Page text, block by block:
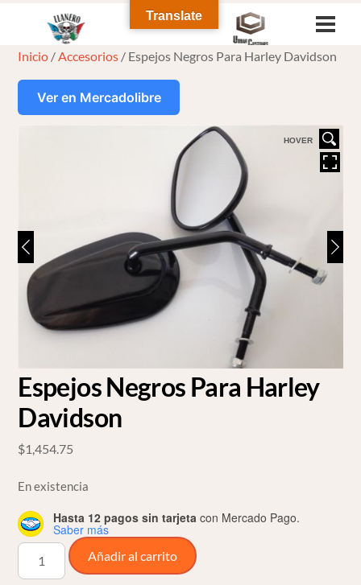
content
Inicio /Accesorios / Espejos Negros Para Harley Davidson
Ver en Mercadolibre
HOVER
Espejos Negros Para Harley
Davidson
$1,454.75
En existencia
Hasta 12 pagos sin tarjeta con Mercado Pago.
Saber más
Espejos
Negros
Añadir al carrito
Translate